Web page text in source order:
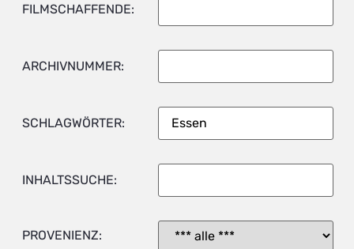
FILMSCHAFFENDE:
ARCHIVNUMMER:
SCHLAGWÖRTER:
INHALTSSUCHE:
PROVENIENZ: